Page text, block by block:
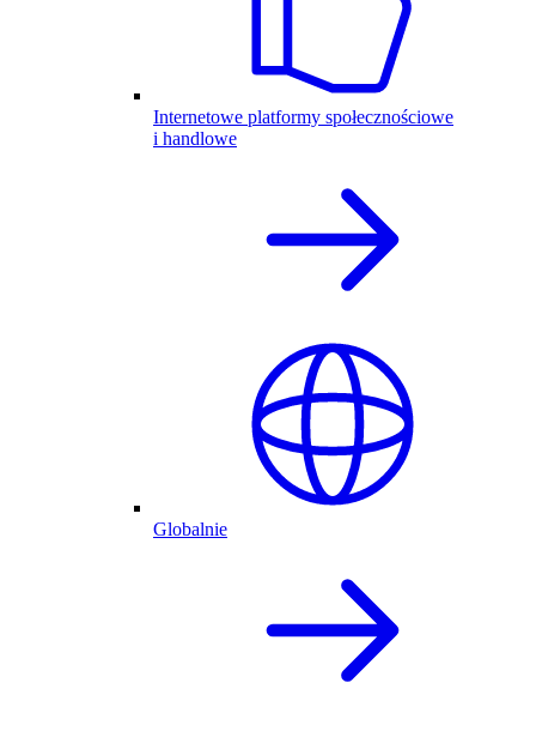
Internetowe platformy społecznościowe
i handlowe
Globalnie